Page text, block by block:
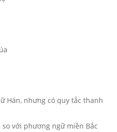
Hán, nhưng có quy tắc thanh
với phương ngữ miền Bắc